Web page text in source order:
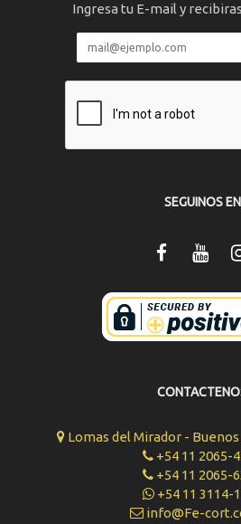
Ingresa tu E-mail y
SEGUINOS EN
Lomas del Mirador -
+54 11 2065-
+54 11 2065-
+54 11 3114-
info@Fe-